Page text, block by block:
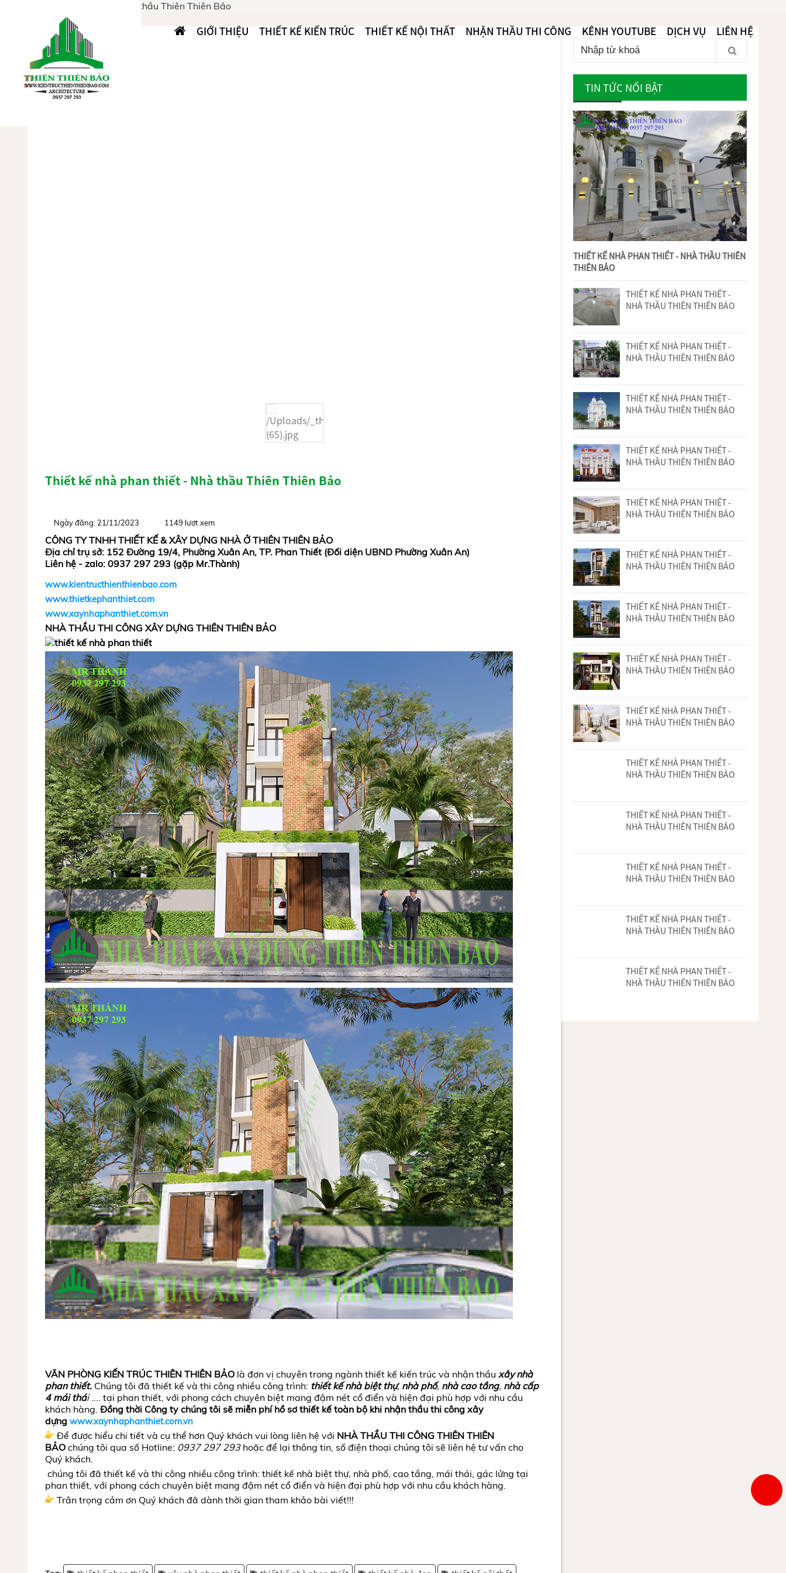
GIỚI THIỆU THIẾT KẾ KIẾN TRÚC THIẾT KẾ NỘI THẤT NHẬN THẦU THI CÔNG KÊNH YOUTUBE DỊCH VỤ LIÊN HỆ
Thiết kế nhà phan thiết - Nhà thầu Thiên Thiên Bảo
Ngày đăng: 21/11/2023 1149 lượt xem
CÔNG TY TNHH THIẾT KẾ & XÂY DỰNG NHÀ Ở THIÊN THIÊN BẢO
Địa chỉ trụ sở: 152 Đường 19/4, Phường Xuân An, TP. Phan Thiết (Đối diện UBND Phường Xuân An)
Liên hệ - zalo: 0937 297 293 (gặp Mr.Thành)
www.kientructhienthienbao.com
www.thietkephanthiet.com
www.xaynhaphanthiet.com.vn
NHÀ THẦU THI CÔNG XÂY DỰNG THIÊN THIÊN BẢO
VĂN PHÒNG KIẾN TRÚC THIÊN THIÊN BẢO là đơn vị chuyên trong ngành thiết kế kiến trúc và nhận thầu xây nhà
phan thiết. Chúng tôi đã thiết kế và thi công nhiều công trình: thiết kế nhà biệt thự, nhà phố, nhà cao tầng, nhà cấp
4 mái thái.... tại phan thiết, với phong cách chuyên biệt mang đậm nét cổ điển và hiện đại phù hợp với nhu cầu
khách hàng. Đồng thời Công ty chúng tôi sẽ miễn phí hồ sơ thiết kế toàn bộ khi nhận thầu thi công xây
dựng www.xaynhaphanthiet.com.vn
Để được hiểu chi tiết và cụ thể hơn Quý khách vui lòng liên hệ với NHÀ THẦU THI CÔNG THIÊN THIÊN
BẢO chúng tôi qua số Hotline: 0937 297 293 hoặc để lại thông tin, số điện thoại chúng tôi sẽ liên hệ tư vấn cho
Quý khách.
chúng tôi đã thiết kế và thi công nhiều công trình: thiết kế nhà biệt thự, nhà phố, cao tầng, mái thái, gác lửng tại
phan thiết, với phong cách chuyên biệt mang đậm nét cổ điển và hiện đại phù hợp với nhu cầu khách hàng.
Trân trọng cảm ơn Quý khách đã dành thời gian tham khảo bài viết!!!
TIN TỨC NỔI BẬT
THIẾT KẾ NHÀ PHAN THIẾT - NHÀ THẦU THIÊN
THIÊN BẢO
THIẾT KẾ NHÀ PHAN THIẾT -
NHÀ THẦU THIÊN THIÊN BẢO
THIẾT KẾ NHÀ PHAN THIẾT -
NHÀ THẦU THIÊN THIÊN BẢO
THIẾT KẾ NHÀ PHAN THIẾT -
NHÀ THẦU THIÊN THIÊN BẢO
THIẾT KẾ NHÀ PHAN THIẾT -
NHÀ THẦU THIÊN THIÊN BẢO
THIẾT KẾ NHÀ PHAN THIẾT -
NHÀ THẦU THIÊN THIÊN BẢO
THIẾT KẾ NHÀ PHAN THIẾT -
NHÀ THẦU THIÊN THIÊN BẢO
THIẾT KẾ NHÀ PHAN THIẾT -
NHÀ THẦU THIÊN THIÊN BẢO
THIẾT KẾ NHÀ PHAN THIẾT -
NHÀ THẦU THIÊN THIÊN BẢO
THIẾT KẾ NHÀ PHAN THIẾT -
NHÀ THẦU THIÊN THIÊN BẢO
THIẾT KẾ NHÀ PHAN THIẾT -
NHÀ THẦU THIÊN THIÊN BẢO
THIẾT KẾ NHÀ PHAN THIẾT -
NHÀ THẦU THIÊN THIÊN BẢO
THIẾT KẾ NHÀ PHAN THIẾT -
NHÀ THẦU THIÊN THIÊN BẢO
THIẾT KẾ NHÀ PHAN THIẾT -
NHÀ THẦU THIÊN THIÊN BẢO
THIẾT KẾ NHÀ PHAN THIẾT -
NHÀ THẦU THIÊN THIÊN BẢO